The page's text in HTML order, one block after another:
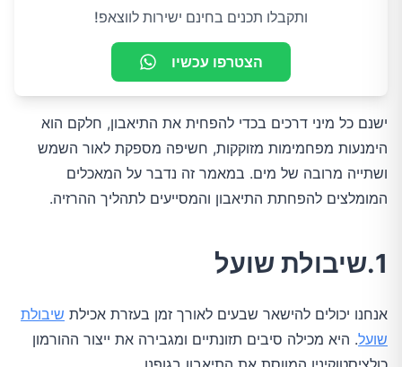
ותקבלו תכנים בחינם ישירות לווצאפ!
הצטרפו עכשיו
ישנם כל מיני דרכים בכדי להפחית את התיאבון, חלקם הוא
הימנעות מפחמימות מזוקקות, חשיפה מספקת לאור השמש
ושתייה מרובה של מים. במאמר זה נדבר על המאכלים
המומלצים להפחתת התיאבון והמסייעים לתהליך ההרזיה.
1.שיבולת שועל
אנחנו יכולים להישאר שבעים לאורך זמן בעזרת אכילת שיבולת
שועל. היא מכילה סיבים תזונתיים ומגבירה את ייצור ההורמון